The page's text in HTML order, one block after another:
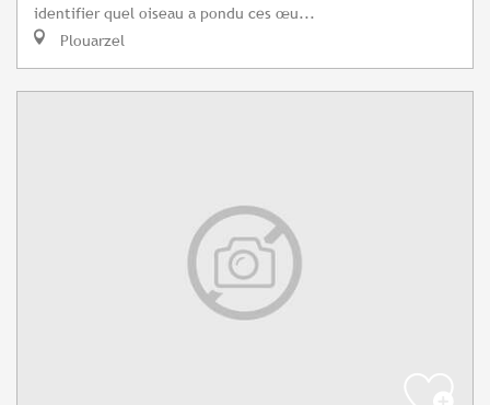
identifier quel oiseau a pondu ces œu...
Plouarzel